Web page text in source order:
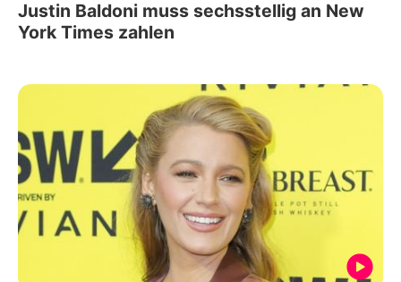
Justin Baldoni muss sechsstellig an New
York Times zahlen